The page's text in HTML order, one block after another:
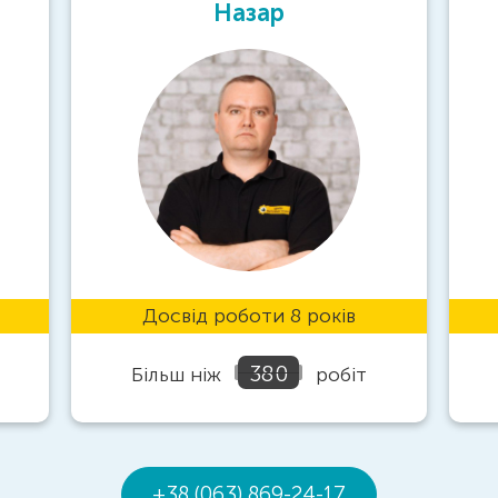
Назар
Досвід роботи 8 років
Більш ніж 380 робіт